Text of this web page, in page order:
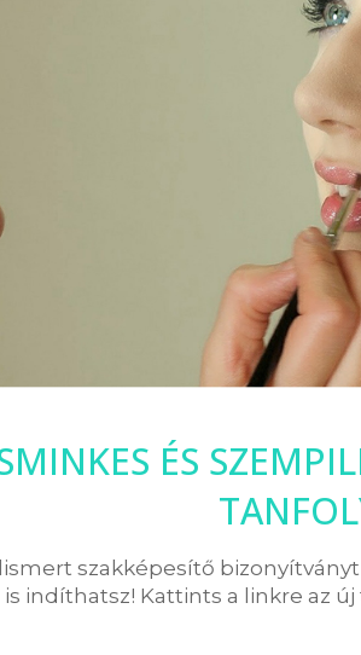
ÉS
szakképesítő
indíthatsz! Kattints a linkre az